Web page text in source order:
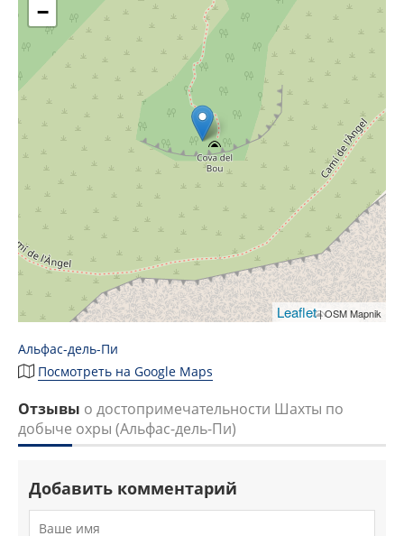
−
Leaflet| OSM Mapnik
Альфас-дель-Пи
Посмотреть на Google Maps
Отзывы о достопримечательности Шахты по
добыче охры (Альфас-дель-Пи)
Добавить комментарий